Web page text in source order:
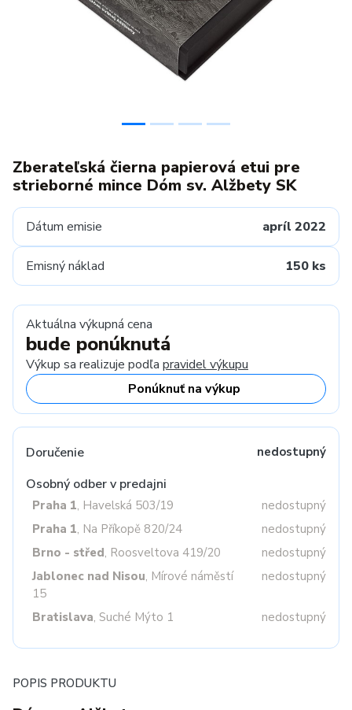
Zberateľská čierna papierová etui pre
strieborné mince Dóm sv. Alžbety SK
Dátum emisie apríl 2022
Emisný náklad 150 ks
Aktuálna výkupná cena
bude ponúknutá
Výkup sa realizuje podľa pravidel výkupu
Ponúknuť na výkup
Doručenie nedostupný
Osobný odber v predajni
Praha 1, Havelská 503/19
nedostupný
Praha 1, Na Příkopě 820/24
nedostupný
Brno - střed, Roosveltova 419/20
nedostupný
Jablonec nad Nisou, Mírové náměstí
15
nedostupný
Bratislava, Suché Mýto 1 nedostupný
POPIS PRODUKTU